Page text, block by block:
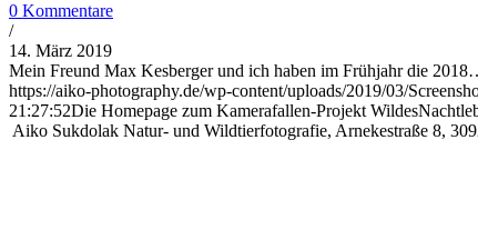
0 Kommentare
/
14. März 2019
Mein Freund Max Kesberger und ich haben im Frühjahr die
https://aiko-photography.de/wp-content/uploads/2019/03/
21:27:52Die Homepage zum Kamerafallen-Projekt
Aiko Sukdolak Natur- und Wildtierfotografie, Arnekestraße 8,